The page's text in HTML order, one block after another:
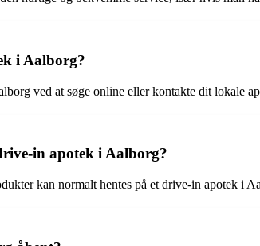
i Aalborg?
ved at søge online eller kontakte dit lokale
in apotek i Aalborg?
kan normalt hentes på et drive-in apotek i